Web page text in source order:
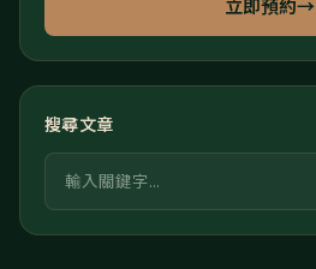
立即預約→
搜尋文章
關鍵字